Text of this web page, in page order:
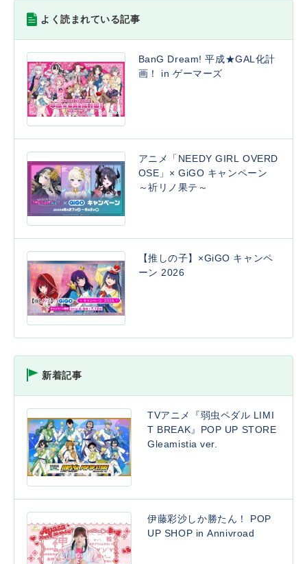
よく読まれている記事
BanG Dream! 平成★GAL化計
画！ in ゲーマーズ
アニメ「NEEDY GIRL OVERD
OSE」× GiGO キャンペーン
～祈リノ果テ～
【推しの子】×GiGO キャンペ
ーン 2026
新着記事
TVアニメ『弱虫ペダル LIMI
T BREAK』POP UP STORE
Gleamistia ver.
伊藤彩沙しか勝たん！ POP
UP SHOP in Annivroad